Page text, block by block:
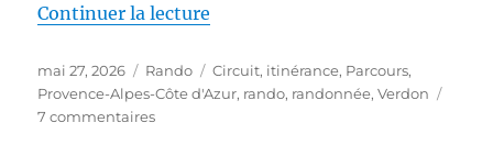
Continuer la lecture
Publié
le
mai 27, 2026 Catégories
Rando Étiquettes
Circuit, itinérance, Parcours,
Provence-Alpes-Côte d'Azur, rando, randonnée,Verdon
7 commentairessur